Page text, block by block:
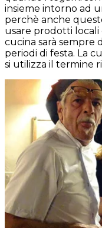
insieme intorno ad
perchè anche
usare prodotti locali
cucina sarà sempre
periodi di festa. La
si utilizza il termine